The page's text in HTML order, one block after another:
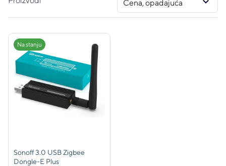
Cena, opadajuća
Na stanju
Sonoff 3.0 USB Zigbee
Dongle-E Plus